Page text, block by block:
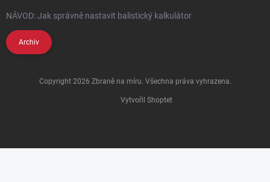
NÁVOD: Jak správně nastavit balistický kalkulátor
Archiv
Vytvořil Shoptet
Copyright 2026 Zbraně na míru . Všechna práva vyhrazena.